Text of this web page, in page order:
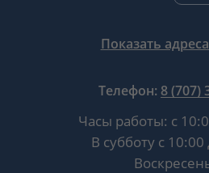
Показать
Телефон: 8 (707)
Часы работы: с
В субботу с 10:00